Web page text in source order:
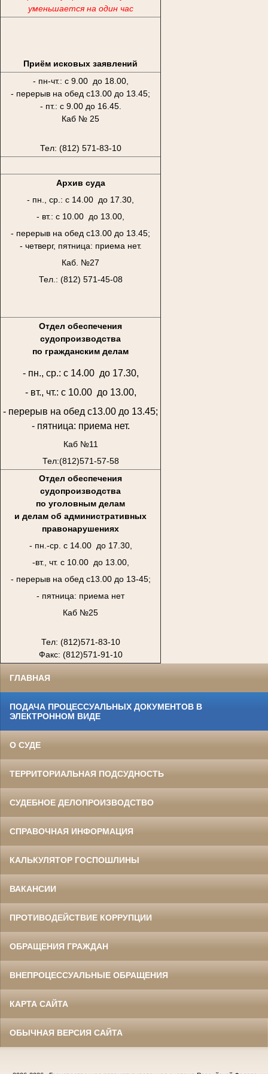
уменьшается на один час
Приём исковых заявлений
- пн-чт.: с 9.00 до 18.00,
- перерыв на обед с13.00 до 13.45;
- пт.: с 9.00 до 16.45.
Каб № 25
Тел: (812) 571-83-10
Архив суда
- пн., ср.: с 14.00 до 17.30,
- вт.: с 10.00 до 13.00,
- перерыв на обед с13.00 до 13.45;
- четверг, пятница: приема нет.
Каб. №27
Тел.: (812) 571-45-08
Отдел обеспечения
судопроизводства
по гражданским делам
- пн., ср.: с 14.00 до 17.30,
- вт., чт.: с 10.00 до 13.00,
- перерыв на обед с13.00 до 13.45;
- пятница: приема нет.
Каб №11
Тел:(812)571-57-58
Отдел обеспечения
судопроизводства
по уголовным делам
и делам об административных
правонарушениях
- пн.-ср. с 14.00 до 17.30,
-вт., чт. с 10.00 до 13.00,
- перерыв на обед с13.00 до 13-45;
- пятница: приема нет
Каб №25
Тел: (812)571-83-10
Факс: (812)571-91-10
ГЛАВНАЯ
ПОДАЧА ПРОЦЕССУАЛЬНЫХ ДОКУМЕНТОВ В
ЭЛЕКТРОННОМ ВИДЕ
О СУДЕ
ТЕРРИТОРИАЛЬНАЯ ПОДСУДНОСТЬ
СУДЕБНОЕ ДЕЛОПРОИЗВОДСТВО
СПРАВОЧНАЯ ИНФОРМАЦИЯ
КАЛЬКУЛЯТОР ГОСПОШЛИНЫ
ВАКАНСИИ
ПРОТИВОДЕЙСТВИЕ КОРРУПЦИИ
ОБРАЩЕНИЯ ГРАЖДАН
ВНЕПРОЦЕССУАЛЬНЫЕ ОБРАЩЕНИЯ
КАРТА САЙТА
ОБЫЧНАЯ ВЕРСИЯ САЙТА